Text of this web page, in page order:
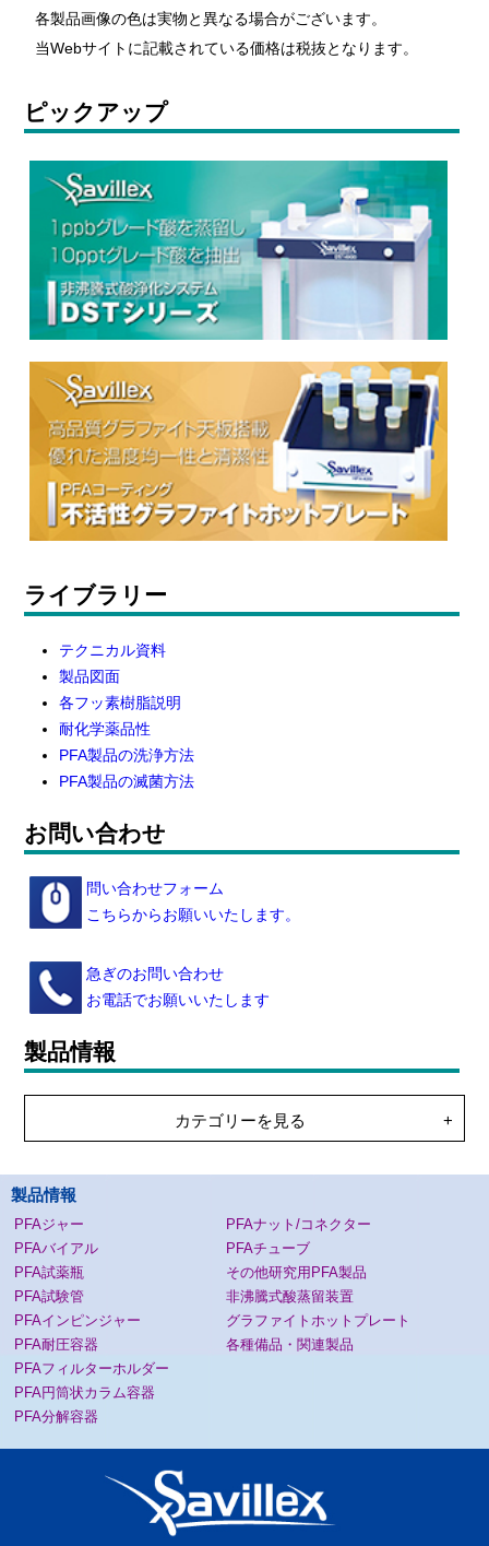
各製品画像の色は実物と異なる場合がございます。
当Webサイトに記載されている価格は税抜となります。
ピックアップ
ライブラリー
テクニカル資料
製品図面
各フッ素樹脂説明
耐化学薬品性
PFA製品の洗浄方法
PFA製品の滅菌方法
お問い合わせ
問い合わせフォーム
こちらからお願いいたします。
急ぎのお問い合わせ
お電話でお願いいたします
製品情報
カテゴリーを見る
製品情報
PFAジャー
PFAバイアル
PFA試薬瓶
PFA試験管
PFAインピンジャー
PFA耐圧容器
PFAフィルターホルダー
PFA円筒状カラム容器
PFA分解容器
PFAナット/コネクター
PFAチューブ
その他研究用PFA製品
非沸騰式酸蒸留装置
グラファイトホットプレート
各種備品・関連製品